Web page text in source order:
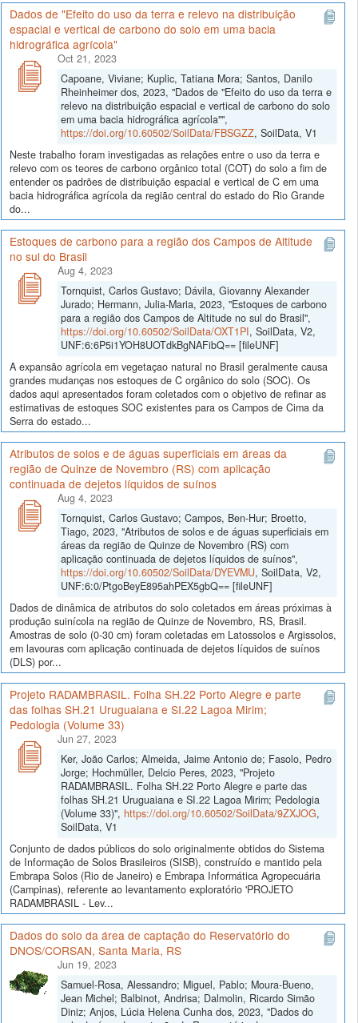
Dados de "Efeito do uso da terra e relevo na distribuição
espacial e vertical de carbono do solo em uma bacia
hidrográfica agrícola"
Oct 21, 2023
Capoane, Viviane; Kuplic, Tatiana Mora; Santos, Danilo
Rheinheimer dos, 2023, "Dados de "Efeito do uso da terra e
relevo na distribuição espacial e vertical de carbono do solo
em uma bacia hidrográfica agrícola"",
https://doi.org/10.60502/SoilData/FBSGZZ, SoilData, V1
Neste trabalho foram investigadas as relações entre o uso da terra e
relevo com os teores de carbono orgânico total (COT) do solo a fim de
entender os padrões de distribuição espacial e vertical de C em uma
bacia hidrográfica agrícola da região central do estado do Rio Grande
do...
Estoques de carbono para a região dos Campos de Altitude
no sul do Brasil
Aug 4, 2023
Tornquist, Carlos Gustavo; Dávila, Giovanny Alexander
Jurado; Hermann, Julia-Maria, 2023, "Estoques de carbono
para a região dos Campos de Altitude no sul do Brasil",
https://doi.org/10.60502/SoilData/OXT1PI, SoilData, V2,
UNF:6:6P5i1YOH8UOTdkBgNAFibQ== [fileUNF]
A expansão agrícola em vegetaçao natural no Brasil geralmente causa
grandes mudanças nos estoques de C orgânico do solo (SOC). Os
dados aqui apresentados foram coletados com o objetivo de refinar as
estimativas de estoques SOC existentes para os Campos de Cima da
Serra do estado...
Atributos de solos e de águas superficiais em áreas da
região de Quinze de Novembro (RS) com aplicação
continuada de dejetos líquidos de suínos
Aug 4, 2023
Tornquist, Carlos Gustavo; Campos, Ben-Hur; Broetto,
Tiago, 2023, "Atributos de solos e de águas superficiais em
áreas da região de Quinze de Novembro (RS) com
aplicação continuada de dejetos líquidos de suínos",
https://doi.org/10.60502/SoilData/DYEVMU, SoilData, V2,
UNF:6:0/PtgoBeyE895ahPEX5gbQ== [fileUNF]
Dados de dinâmica de atributos do solo coletados em áreas próximas à
produção suinícola na região de Quinze de Novembro, RS, Brasil.
Amostras de solo (0-30 cm) foram coletadas em Latossolos e Argissolos,
em lavouras com aplicação continuada de dejetos líquidos de suínos
(DLS) por...
Projeto RADAMBRASIL. Folha SH.22 Porto Alegre e parte
das folhas SH.21 Uruguaiana e SI.22 Lagoa Mirim;
Pedologia (Volume 33)
Jun 27, 2023
Ker, João Carlos; Almeida, Jaime Antonio de; Fasolo, Pedro
Jorge; Hochmüller, Delcio Peres, 2023, "Projeto
RADAMBRASIL. Folha SH.22 Porto Alegre e parte das
folhas SH.21 Uruguaiana e SI.22 Lagoa Mirim; Pedologia
(Volume 33)", https://doi.org/10.60502/SoilData/9ZXJOG,
SoilData, V1
Conjunto de dados públicos do solo originalmente obtidos do Sistema
de Informação de Solos Brasileiros (SISB), construído e mantido pela
Embrapa Solos (Rio de Janeiro) e Embrapa Informática Agropecuária
(Campinas), referente ao levantamento exploratório 'PROJETO
RADAMBRASIL - Lev...
Dados do solo da área de captação do Reservatório do
DNOS/CORSAN, Santa Maria, RS
Jun 19, 2023
Samuel-Rosa, Alessandro; Miguel, Pablo; Moura-Bueno,
Jean Michel; Balbinot, Andrisa; Dalmolin, Ricardo Simão
Diniz; Anjos, Lúcia Helena Cunha dos, 2023, "Dados do